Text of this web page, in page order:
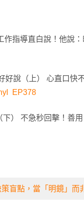
指導直白說！他說：
好說（上） 心直口快
EP378
） 不急秒回擊！善
盲點，當「明鏡」而